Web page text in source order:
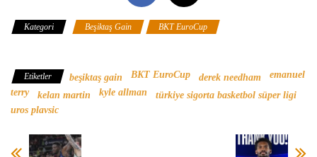
Kategori Beşiktaş Gain BKT EuroCup
Etiketler beşiktaş gain BKT EuroCup derek needham
emanuel
terry
kelan martin kyle allman
türkiye sigorta basketbol süper ligi
uros plavsic